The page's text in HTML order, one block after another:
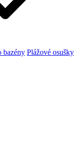
bazény Plážové osušky